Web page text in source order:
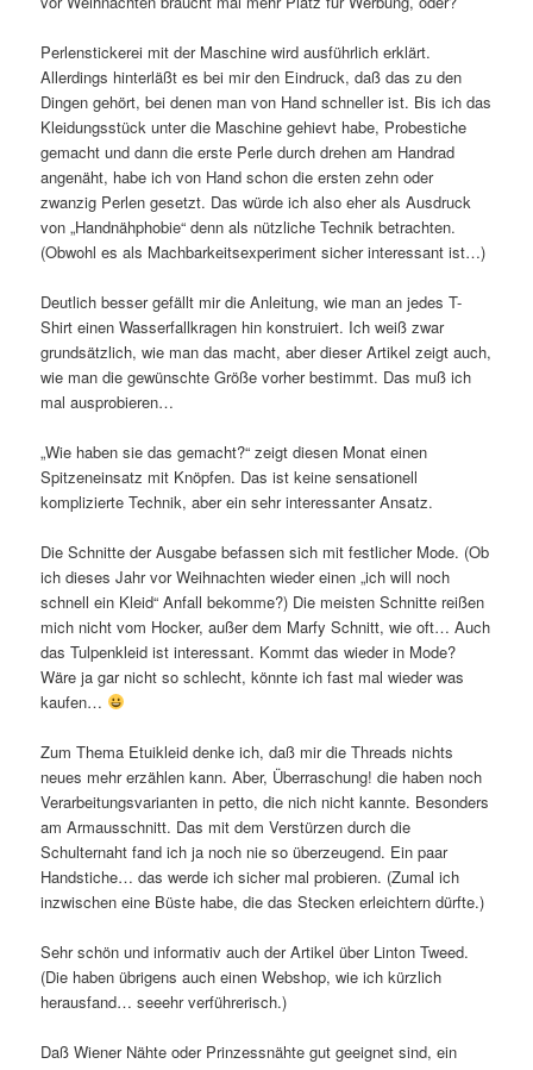
Perlenstickerei mit der Maschine wird ausführlich erklärt.
Allerdings hinterläßt es bei mir den Eindruck, daß das zu den
Dingen gehört, bei denen man von Hand schneller ist. Bis ich das
Kleidungsstück unter die Maschine gehievt habe, Probestiche
gemacht und dann die erste Perle durch drehen am Handrad
angenäht, habe ich von Hand schon die ersten zehn oder
zwanzig Perlen gesetzt. Das würde ich also eher als Ausdruck
von „Handnähphobie“ denn als nützliche Technik betrachten.
(Obwohl es als Machbarkeitsexperiment sicher interessant ist…)
Deutlich besser gefällt mir die Anleitung, wie man an jedes T-
Shirt einen Wasserfallkragen hin konstruiert. Ich weiß zwar
grundsätzlich, wie man das macht, aber dieser Artikel zeigt auch,
wie man die gewünschte Größe vorher bestimmt. Das muß ich
mal ausprobieren…
„Wie haben sie das gemacht?“ zeigt diesen Monat einen
Spitzeneinsatz mit Knöpfen. Das ist keine sensationell
komplizierte Technik, aber ein sehr interessanter Ansatz.
Die Schnitte der Ausgabe befassen sich mit festlicher Mode. (Ob
ich dieses Jahr vor Weihnachten wieder einen „ich will noch
schnell ein Kleid“ Anfall bekomme?) Die meisten Schnitte reißen
mich nicht vom Hocker, außer dem Marfy Schnitt, wie oft… Auch
das Tulpenkleid ist interessant. Kommt das wieder in Mode?
Wäre ja gar nicht so schlecht, könnte ich fast mal wieder was
kaufen…
Zum Thema Etuikleid denke ich, daß mir die Threads nichts
neues mehr erzählen kann. Aber, Überraschung! die haben noch
Verarbeitungsvarianten in petto, die nich nicht kannte. Besonders
am Armausschnitt. Das mit dem Verstürzen durch die
Schulternaht fand ich ja noch nie so überzeugend. Ein paar
Handstiche… das werde ich sicher mal probieren. (Zumal ich
inzwischen eine Büste habe, die das Stecken erleichtern dürfte.)
Sehr schön und informativ auch der Artikel über Linton Tweed.
(Die haben übrigens auch einen Webshop, wie ich kürzlich
herausfand… seeehr verführerisch.)
Daß Wiener Nähte oder Prinzessnähte gut geeignet sind, ein